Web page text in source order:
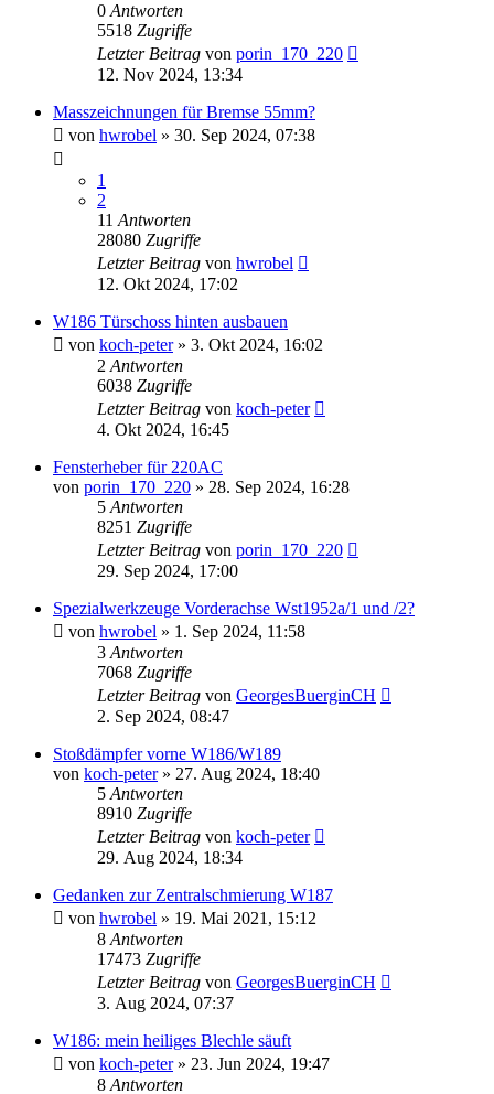
0 Antworten
5518 Zugriffe
Letzter Beitrag von porin_170_220
12. Nov 2024, 13:34
Masszeichnungen für Bremse 55mm?
von hwrobel » 30. Sep 2024, 07:38
1
2
11 Antworten
28080 Zugriffe
Letzter Beitrag von hwrobel
12. Okt 2024, 17:02
W186 Türschoss hinten ausbauen
von koch-peter» 3. Okt 2024, 16:02
2 Antworten
6038 Zugriffe
Letzter Beitrag von koch-peter
4. Okt 2024, 16:45
Fensterheber für 220AC
von porin_170_220 » 28. Sep 2024, 16:28
5 Antworten
8251 Zugriffe
Letzter Beitrag von porin_170_220
29. Sep 2024, 17:00
Spezialwerkzeuge Vorderachse Wst1952a/1 und /2?
von hwrobel » 1. Sep 2024, 11:58
3 Antworten
7068 Zugriffe
Letzter Beitrag von GeorgesBuerginCH
2. Sep 2024, 08:47
Stoßdämpfer vorne W186/W189
von koch-peter» 27. Aug 2024, 18:40
5 Antworten
8910 Zugriffe
Letzter Beitrag von koch-peter
29. Aug 2024, 18:34
Gedanken zur Zentralschmierung W187
von hwrobel » 19. Mai 2021, 15:12
8 Antworten
17473 Zugriffe
Letzter Beitrag von GeorgesBuerginCH
3. Aug 2024, 07:37
W186: mein heiliges Blechle säuft
von koch-peter» 23. Jun 2024, 19:47
8 Antworten